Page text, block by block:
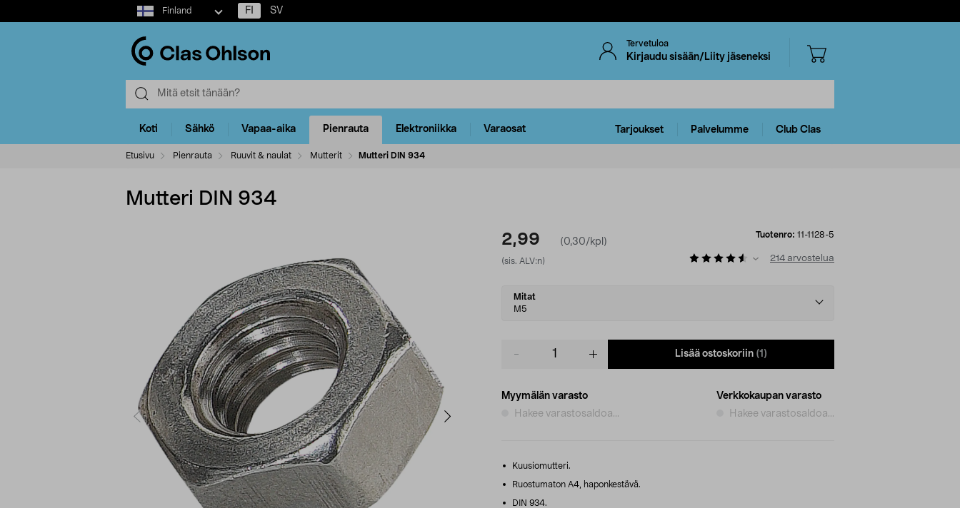
Select
market
Finland FI SV
Tervetuloa
Kirjaudu sisään/Liity jäseneksi
Koti Sähkö Vapaa-aika Pienrauta Elektroniikka Varaosat Tarjoukset Palvelumme Club Clas
Etusivu Pienrauta Ruuvit & naulat Mutterit Mutteri DIN 934
Mutteri DIN 934
2,99 (0,30/kpl)
(sis. ALV:n)
Tuotenro: 11-1128-5
214 arvostelua
Select
variant
Mitat
M5
Lisää ostoskoriin (1)
Myymälän varasto
Hakee varastosaldoa...
Verkkokaupan varasto
Hakee varastosaldoa...
Kuusiomutteri.
Ruostumaton A4, haponkestävä.
DIN 934.